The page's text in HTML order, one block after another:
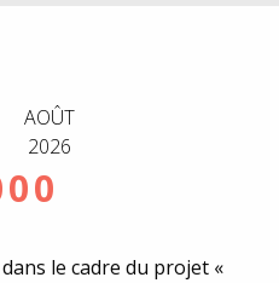
AOÛT
2026
le cadre du projet «